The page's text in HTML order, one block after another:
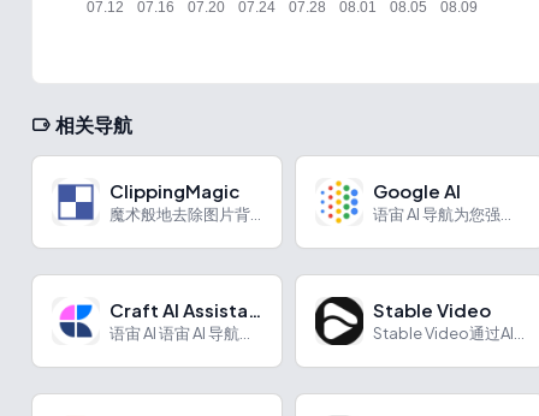
相关导航
ClippingMagic Google AI
Craft AI Assistant Stable Video